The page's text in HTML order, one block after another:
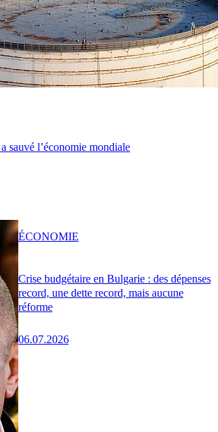
sauvé l’économie mondiale
Crise budgétaire en Bulgarie : des dépenses
record, une dette record, mais aucune
réforme
06.07.2026
ÉCONOMIE